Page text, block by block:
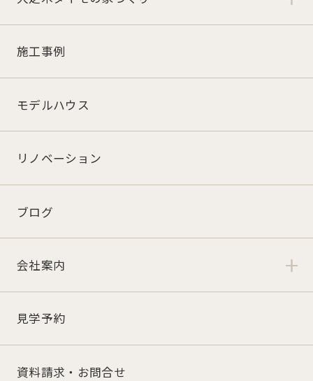
施工事例
モデルハウス
リノベーション
ブログ
会社案内
見学予約
資料請求・お問合せ